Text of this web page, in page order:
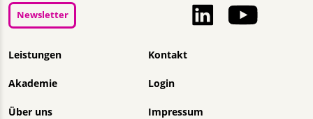
Navigation überspringen
Leistungen
Akademie
Über uns
Kontakt
Login
Impressum
Newsletter